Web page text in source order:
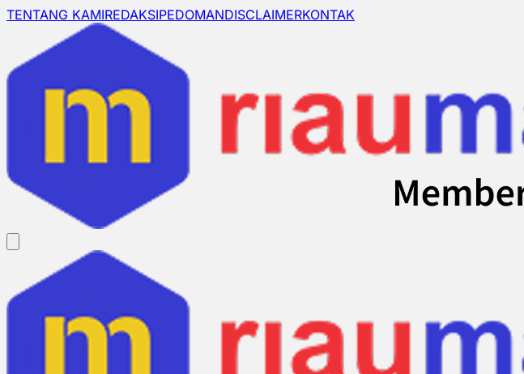
TENTANG KAMIREDAKSIPEDOMANDISCLAIMERKONTAK